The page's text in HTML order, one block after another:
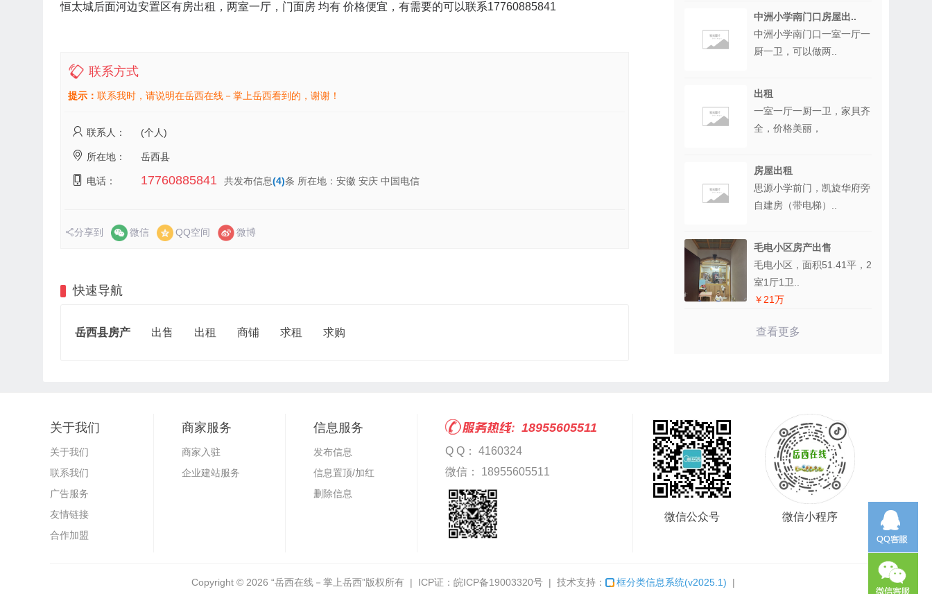
恒太城后面河边安置区有房出租，两室一厅，门面房 均有 价格便宜，有需要的可以联系17760885841
联系方式
提示： 联系我时，请说明在岳西在线－掌上岳西看到的，谢谢！
联系人： (个人)
所在地： 岳西县
电话： 17760885841 共发布信息(4)条 所在地：安徽 安庆 中国电信
分享到 微信 QQ空间 微博
快速导航
岳西县房产 出售 出租 商铺 求租 求购
中洲小学南门口房屋出..
中洲小学南门口一室一厅一
厨一卫，可以做两..
出租
一室一厅一厨一卫，家貝齐
全，价格美丽，
房屋出租
思源小学前门，凯旋华府旁
自建房（带电梯）..
毛电小区房产出售
毛电小区，面积51.41平，2
室1厅1卫..
￥21万
查看更多
关于我们
关于我们
联系我们
广告服务
友情链接
合作加盟
商家服务
商家入驻
企业建站服务
信息服务
发布信息
信息置顶/加红
删除信息
18955605511
Q Q： 4160324
微信： 18955605511
微信公众号 微信小程序
Copyright © 2026 “岳西在线－掌上岳西”版权所有 | ICP证： 皖ICP备19003320号 | 技术支持： 框分类信息系统(v2025.1) |